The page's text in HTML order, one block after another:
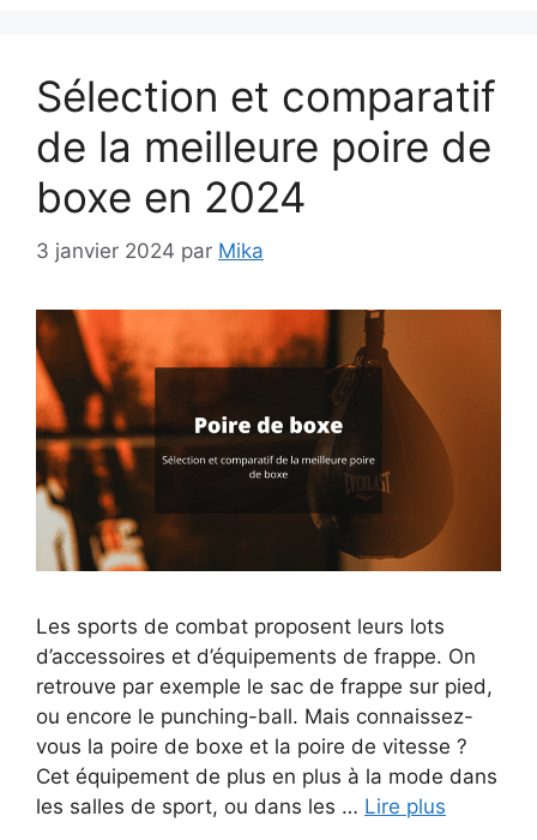
Sélection et comparatif
de la meilleure poire de
boxe en 2024
3 janvier 2024 par Mika
Les sports de combat proposent leurs lots
d’accessoires et d’équipements de frappe. On
retrouve par exemple le sac de frappe sur pied,
ou encore le punching-ball. Mais connaissez-
vous la poire de boxe et la poire de vitesse ?
Cet équipement de plus en plus à la mode dans
les salles de sport, ou dans les … Lire plus